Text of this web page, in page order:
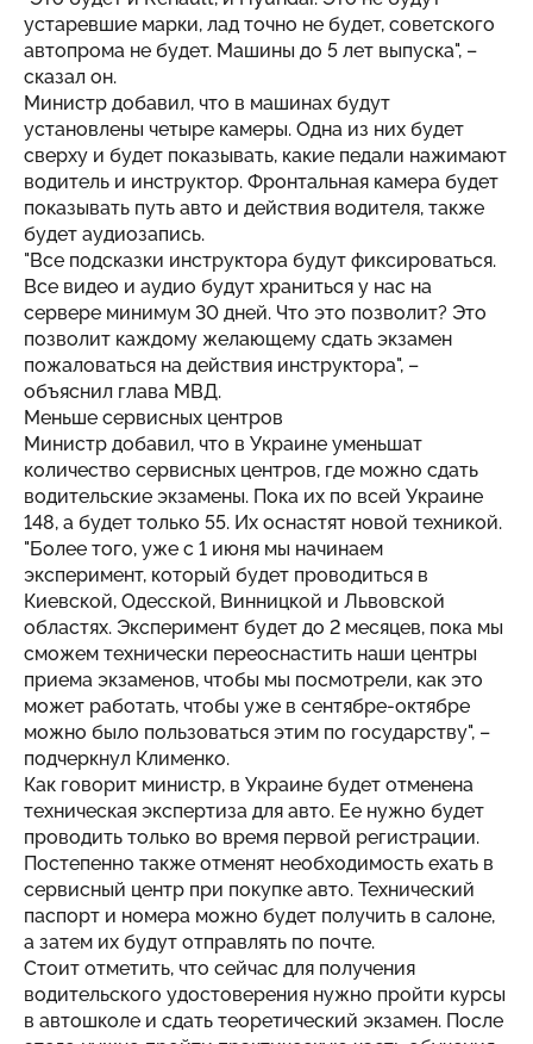
устаревшие марки, лад точно не будет, советского
автопрома не будет. Машины до 5 лет выпуска", –
сказал он.
Министр добавил, что в машинах будут
установлены четыре камеры. Одна из них будет
сверху и будет показывать, какие педали нажимают
водитель и инструктор. Фронтальная камера будет
показывать путь авто и действия водителя, также
будет аудиозапись.
"Все подсказки инструктора будут фиксироваться.
Все видео и аудио будут храниться у нас на
сервере минимум 30 дней. Что это позволит? Это
позволит каждому желающему сдать экзамен
пожаловаться на действия инструктора", –
объяснил глава МВД.
Меньше сервисных центров
Министр добавил, что в Украине уменьшат
количество сервисных центров, где можно сдать
водительские экзамены. Пока их по всей Украине
148, а будет только 55. Их оснастят новой техникой.
"Более того, уже с 1 июня мы начинаем
эксперимент, который будет проводиться в
Киевской, Одесской, Винницкой и Львовской
областях. Эксперимент будет до 2 месяцев, пока мы
сможем технически переоснастить наши центры
приема экзаменов, чтобы мы посмотрели, как это
может работать, чтобы уже в сентябре-октябре
можно было пользоваться этим по государству", –
подчеркнул Клименко.
Как говорит министр, в Украине будет отменена
техническая экспертиза для авто. Ее нужно будет
проводить только во время первой регистрации.
Постепенно также отменят необходимость ехать в
сервисный центр при покупке авто. Технический
паспорт и номера можно будет получить в салоне,
а затем их будут отправлять по почте.
Стоит отметить, что сейчас для получения
водительского удостоверения нужно пройти курсы
в автошколе и сдать теоретический экзамен. После